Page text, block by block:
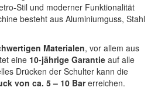
Stil und moderner Funktionalität
besteht aus Aluminiumguss, Stahl
Materialen, vor allem aus
eine 10-jährige Garantie auf alle
Drücken der Schulter kann die
von ca. 5 – 10 Barerreichen.